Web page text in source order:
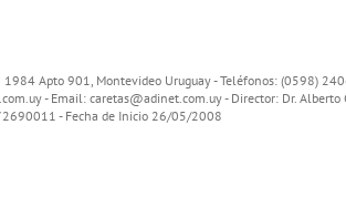
1984 Apto 901, Montevideo Uruguay - Teléfonos: (0598)
- Email: caretas@adinet.com.uy- Director: Dr. Alberto
- Fecha de Inicio 26/05/2008